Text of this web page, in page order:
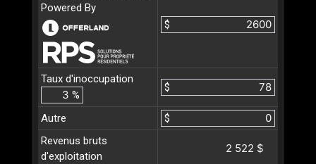
Powered By
$
Taux d'inoccupation
%
$
Autre
$
Revenus bruts
d'exploitation
2 522 $